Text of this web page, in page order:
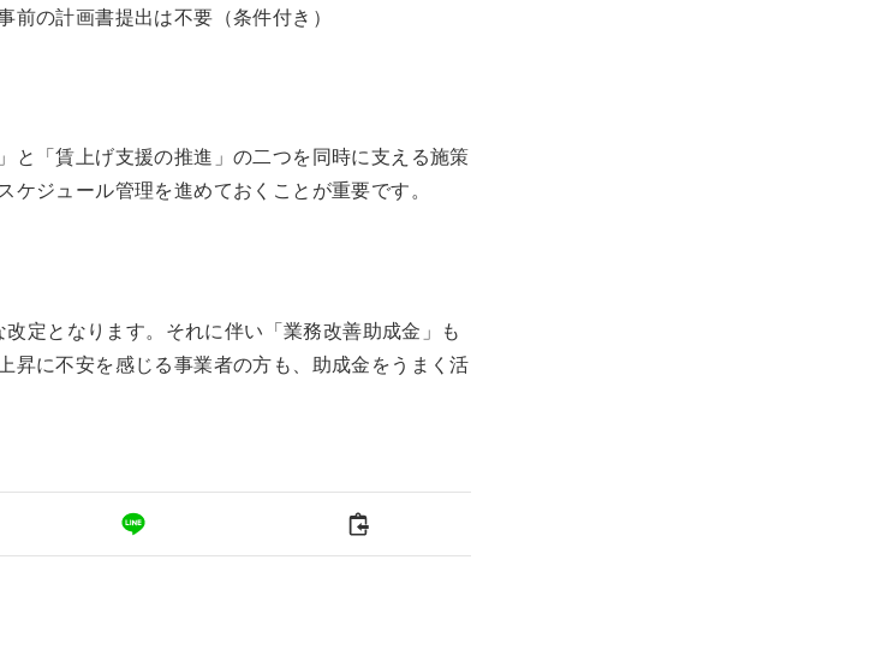
の計画書提出は不要（条件付き）
と「賃上げ支援の推進」の二つを同時に支える施策
ジュール管理を進めておくことが重要です。
定となります。それに伴い「業務改善助成金」も
昇に不安を感じる事業者の方も、助成金をうまく活